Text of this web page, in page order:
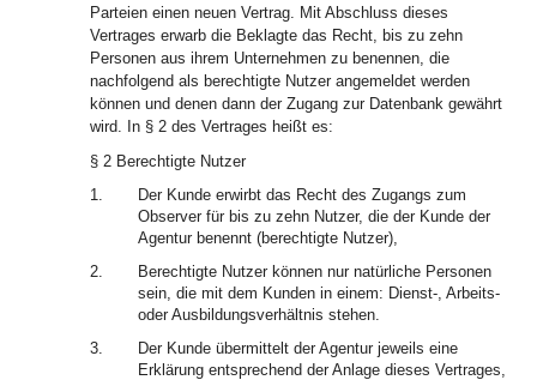
Parteien einen neuen Vertrag. Mit Abschluss dieses
Vertrages erwarb die Beklagte das Recht, bis zu zehn
Personen aus ihrem Unternehmen zu benennen, die
nachfolgend als berechtigte Nutzer angemeldet werden
können und denen dann der Zugang zur Datenbank gewährt
wird. In § 2 des Vertrages heißt es:
§ 2 Berechtigte Nutzer
1.
Der Kunde erwirbt das Recht des Zugangs zum
Observer für bis zu zehn Nutzer, die der Kunde der
Agentur benennt (berechtigte Nutzer),
2.
Berechtigte Nutzer können nur natürliche Personen
sein, die mit dem Kunden in einem: Dienst-, Arbeits-
oder Ausbildungsverhältnis stehen.
3.
Der Kunde übermittelt der Agentur jeweils eine
Erklärung entsprechend der Anlage dieses Vertrages,